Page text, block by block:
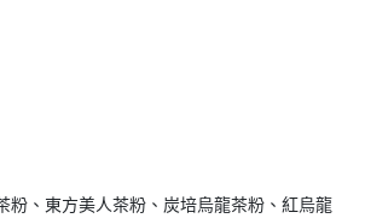
粉、東方美人茶粉、炭培烏龍茶粉、紅烏龍